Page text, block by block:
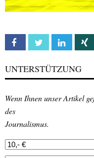
Facebook Twitter Linkedin
UNTERSTÜTZUNG
Wenn Ihnen unser Artikel
des
Journalismus.